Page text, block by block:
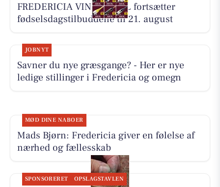
FREDERICIA VINHANDEL fortsætter
fødselsdagstilbuddene til 21. august
JOBNYT
Savner du nye græsgange? - Her er nye
ledige stillinger i Fredericia og omegn
MØD DINE NABOER
Mads Bjørn: Fredericia giver en følelse af
nærhed og fællesskab
SPONSORERET OPSLAGSTAVLEN